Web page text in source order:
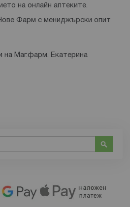
на онлайн аптеките.
Фарм с мениджърски опит
на Маг.фарм. Екатерина